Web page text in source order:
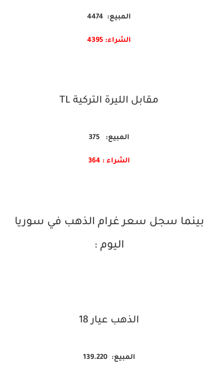
المبيع: 4474
الشراء: 4395
مقابل الليرة التركية TL
المبيع: 375
الشراء : 364
بينما سجل سعر غرام الذهب في سوريا
اليوم :
الذهب عيار 18
المبيع: 139.220